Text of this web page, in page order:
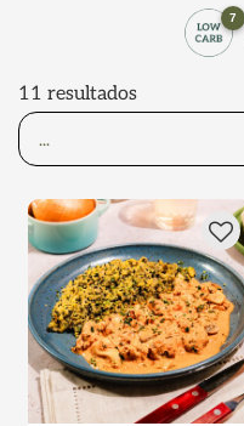
7
11 resultados